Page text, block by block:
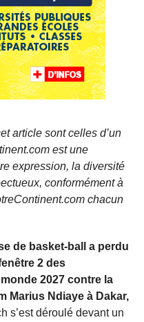
article sont celles d’un
est une
expression, la diversité
conformément à
chacun
de basket-ball a perdu
2 des
2027 contre la
Marius Ndiaye à Dakar,
s’est déroulé devant un